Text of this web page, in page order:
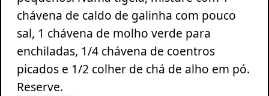
chávena de caldo de galinha com pouco
sal, 1 chávena de molho verde para
enchiladas, 1/4 chávena de coentros
picados e 1/2 colher de chá de alho em pó.
Reserve.